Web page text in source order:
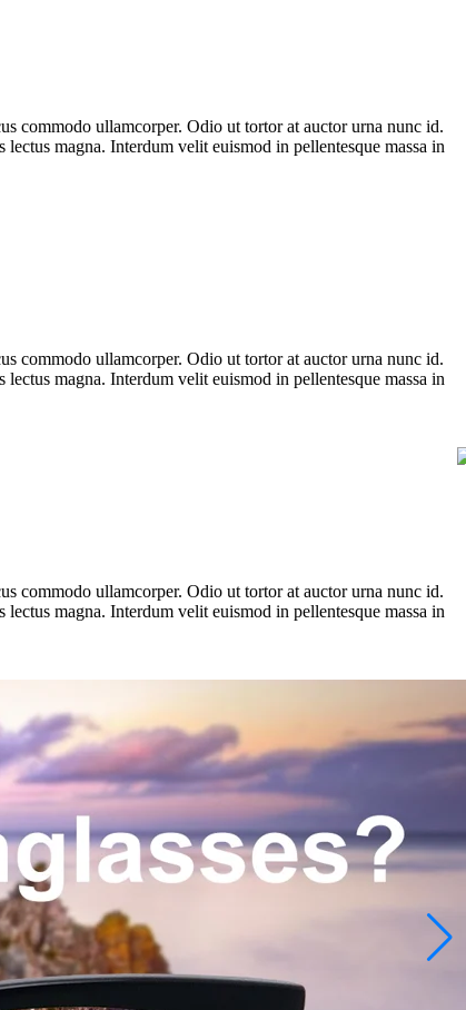
commodo ullamcorper. Odio ut tortor at auctor urna nunc id.
magna. Interdum velit euismod in pellentesque massa in
commodo ullamcorper. Odio ut tortor at auctor urna nunc id.
magna. Interdum velit euismod in pellentesque massa in
commodo ullamcorper. Odio ut tortor at auctor urna nunc id.
magna. Interdum velit euismod in pellentesque massa in